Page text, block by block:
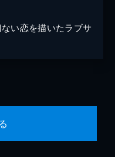
い恋を描いたラブサ